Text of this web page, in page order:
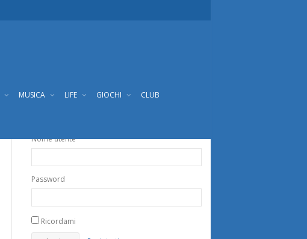
MUSICA LIFE GIOCHI CLUB
Nome utente
Password
Ricordami